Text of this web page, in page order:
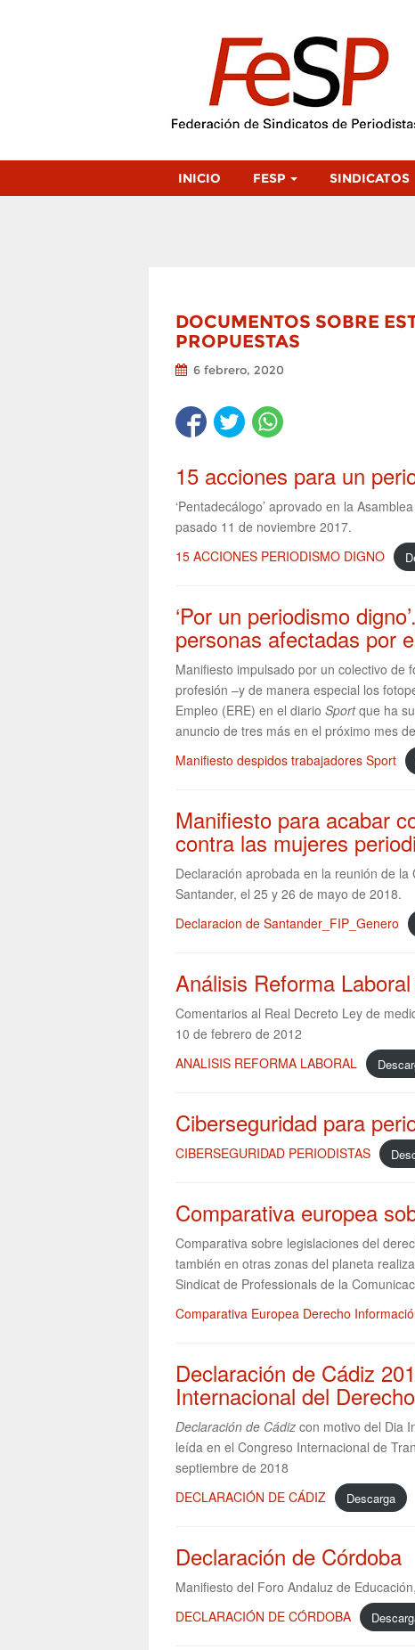
INICIO FESP SINDICATOS
DOCUMENTOS SOBRE
PROPUESTAS
6 febrero, 2020
15 acciones para un
‘Pentadecálogo’ aprovado en la
pasado 11 de noviembre 2017.
15 ACCIONES PERIODISMO DIGNO
‘Por un periodismo
personas afectadas por
Manifiesto impulsado por un colectivo de
profesión –y de manera especial los
Empleo (ERE) en el diario Sportque ha
anuncio de tres más en el próximo mes
Manifiesto despidos trabajadores Sport
Manifiesto para acabar
contra las mujeres
Declaración aprobada en la reunión de
Santander, el 25 y 26 de mayo de 2018.
Declaracion de Santander_FIP_Genero
Análisis Reforma
Comentarios al Real Decreto Ley de
10 de febrero de 2012
ANALISIS REFORMA LABORAL
Ciberseguridad para
CIBERSEGURIDAD PERIODISTAS
Comparativa europea
Comparativa sobre legislaciones del
también en otras zonas del planeta
Sindicat de Professionals de la
Comparativa Europea Derecho
Declaración de Cádiz
Internacional del
Declaración de Cádiz con motivo del Dia
leída en el Congreso Internacional de
septiembre de 2018
DECLARACIÓN DE CÁDIZ
Descarga
Declaración de Córdoba
Manifiesto del Foro Andaluz de
DECLARACIÓN DE CÓRDOBA